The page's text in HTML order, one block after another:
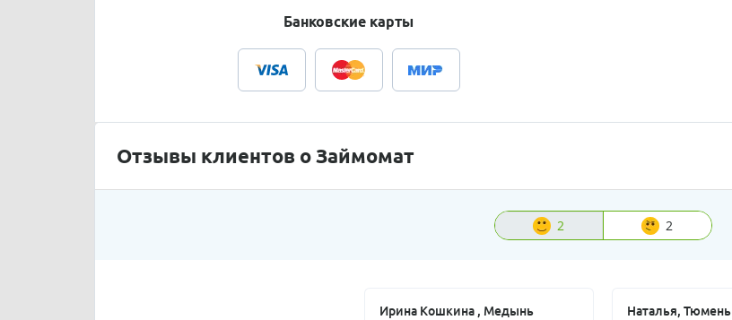
Банковские карты
Отзывы клиентов о Займомат
2 2
Ирина Кошкина , Медынь Наталья, Тюмень